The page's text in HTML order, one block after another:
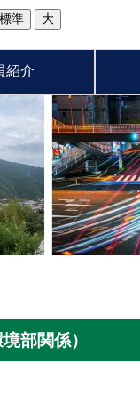
標準 大
紹介
部関係）